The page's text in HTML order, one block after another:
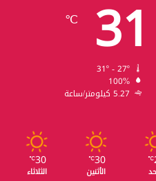
31
℃
100%
5.27 كيلومتر/ساعة
℃
30
℃
الأثنين
30
℃
الثلاثاء